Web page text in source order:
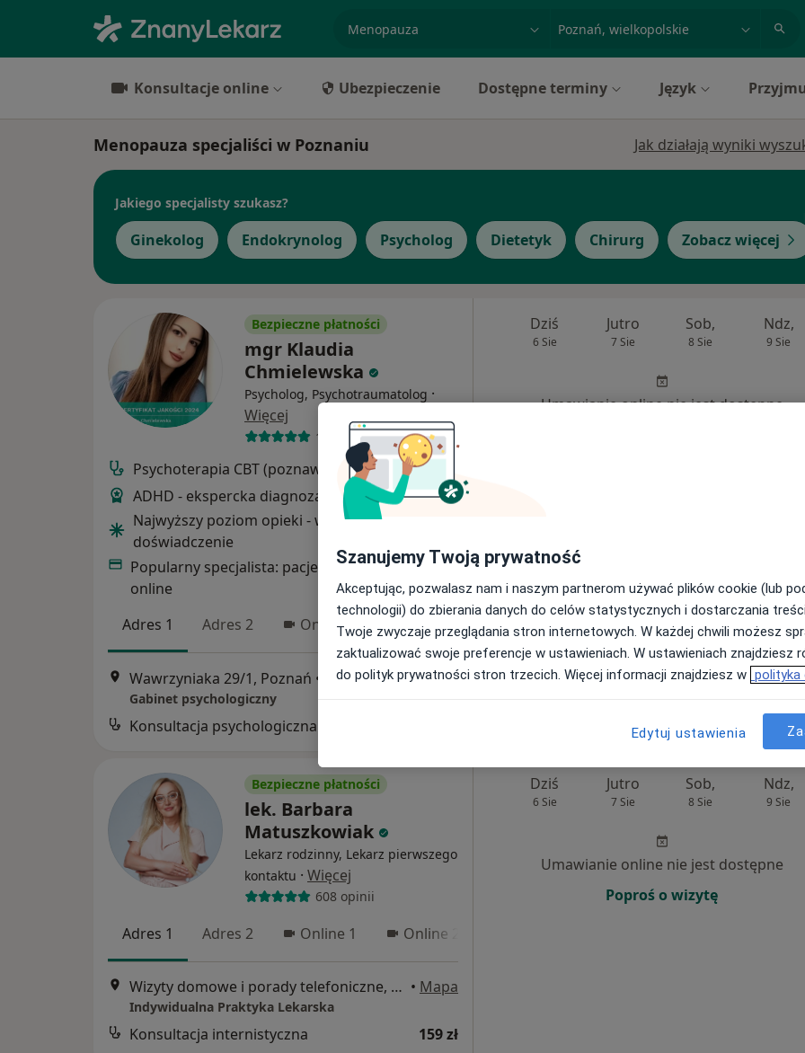
miasto lub dzielnica
Konsultacje online Ubezpieczenie Dostępne terminy Język
Menopauza specjaliści w Poznaniu Jak działają wyniki
Jakiego specjalisty szukasz?
Ginekolog Endokrynolog Psycholog Dietetyk Chirurg Zobacz więcej
Bezpieczne płatności
mgr Klaudia
Chmielewska
Psycholog, Psychotraumatolog ·
Więcej
109 opinii
Psychoterapia CBT (poznawczo-behawioralna)
ADHD - ekspercka diagnoza psychologiczna
Najwyższy poziom opieki - wiedza i
doświadczenie
Popularny specjalista: pacjenci chętnie płacą
online
Adres 1
Adres 2 Online
Wawrzyniaka 29/1, Poznań • Mapa
Gabinet psychologiczny
Konsultacja psychologiczna
Dziś
6 Sie
Jutro
7 Sie
Sob,
8 Sie
Ndz,
9 Sie
Umawianie online nie jest dostępne
Bezpieczne płatności
lek. Barbara
Matuszkowiak
Lekarz rodzinny, Lekarz pierwszego
kontaktu · Więcej
608 opinii
Adres 1 Adres 2 Online 1 Online 2
Wizyty domowe i porady telefoniczne, Poznań • Mapa
Indywidualna Praktyka Lekarska
Konsultacja internistyczna 159 zł
Dziś
6 Sie
Jutro
7 Sie
Sob,
8 Sie
Ndz,
9 Sie
Umawianie online nie jest dostępne
Poproś o wizytę
Szanujemy Twoją prywatność
Akceptując, pozwalasz nam i naszym partnerom używać plików cookie (lub
technologii) do zbierania danych do celów statystycznych i dostarczania
Twoje zwyczaje przeglądania stron internetowych. W każdej chwili możesz
zaktualizować swoje preferencje w ustawieniach. W ustawieniach znajdziesz
do polityk prywatności stron trzecich. Więcej informacji znajdziesz w polityka
Edytuj ustawienia